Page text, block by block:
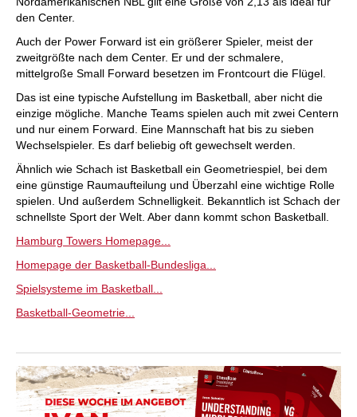
den Center.
Auch der Power Forward ist ein größerer Spieler, meist der
zweitgrößte nach dem Center. Er und der schmalere,
mittelgroße Small Forward besetzen im Frontcourt die Flügel.
Das ist eine typische Aufstellung im Basketball, aber nicht die
einzige mögliche. Manche Teams spielen auch mit zwei Centern
und nur einem Forward. Eine Mannschaft hat bis zu sieben
Wechselspieler. Es darf beliebig oft gewechselt werden.
Ähnlich wie Schach ist Basketball ein Geometriespiel, bei dem
eine günstige Raumaufteilung und Überzahl eine wichtige Rolle
spielen. Und außerdem Schnelligkeit. Bekanntlich ist Schach der
schnellste Sport der Welt. Aber dann kommt schon Basketball.
Hamburg Towers Homepage...
Homepage der Basketball-Bundesliga...
Spielsysteme im Basketball...
Basketball-Geometrie...